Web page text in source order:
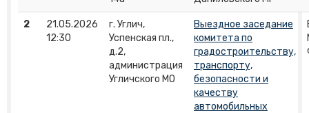
2
21.05.2026
12:30
г. Углич,
Успенская пл.,
д.2,
администрация
Угличского МО
Выездное заседание
комитета по
градостроительству,
транспорту,
безопасности и
качеству
автомобильных